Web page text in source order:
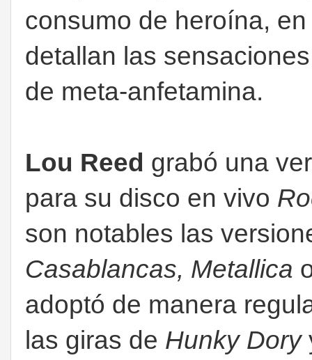
consumo de heroína,
detallan las
de meta-anfetamina.
Lou Reed grabó una
para su disco en vivo
son notables las
Casablancas, Metallica
adoptó de manera
las giras de Hunky Dory